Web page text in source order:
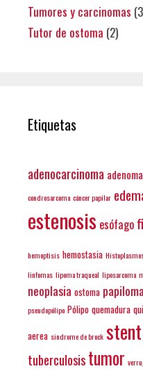
Tumores y carcinomas
Tutor de ostoma (2)
Etiquetas
adenocarcinoma adenoma
condrosarcoma cáncer papilar
estenosis esófago
hemoptisis hemostasia
linfomas lipoma traqueal liposarcoma
neoplasia ostoma papiloma
pseudopólipo Pólipo quemadura
aerea sindrome de brock stent
tuberculosistumor